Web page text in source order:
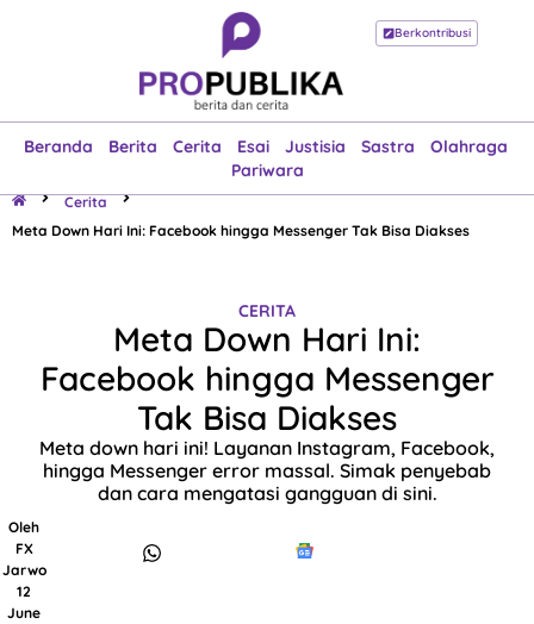
Berkontribusi
Beranda Berita Cerita Esai Justisia Sastra
Olahraga
Pariwara
Beranda
Esai
Justisia
Sastra
Olahraga
Pariwara
Cerita
Meta Down Hari Ini: Facebook hingga Messenger Tak Bisa Diakses
CERITA
Meta Down Hari Ini:
Facebook hingga Messenger
Tak Bisa Diakses
Meta down hari ini! Layanan Instagram, Facebook,
hingga Messenger error massal. Simak penyebab
dan cara mengatasi gangguan di sini.
Oleh
FX
Jarwo
12
June